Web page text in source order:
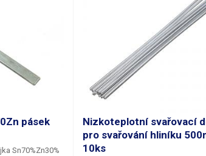
pásek
Sn70%Zn30%
Nizkoteplotní svařovací
pro svařování hliníku
10ks